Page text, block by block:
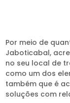
Por meio de
Jaboticabal,
no seu local de
como um dos
também que é
soluções com